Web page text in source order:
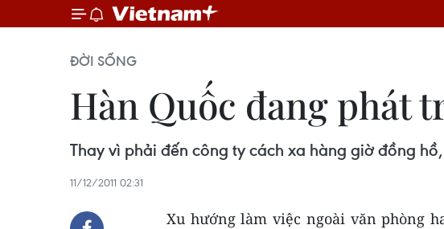
ĐỜI SỐNG
Hàn Quốc đang phát
Thay vì phải đến công ty cách xa hàng giờ đồng
11/12/2011 02:31
Xu hướng làm việc ngoài văn phòng